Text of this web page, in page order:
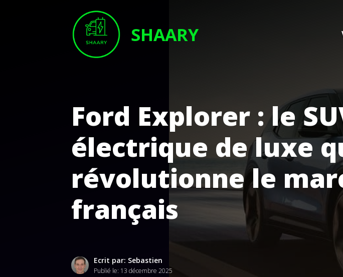
SHAARY
Ford Explorer : le
électrique de luxe
révolutionne le
français
Ecrit par: Sebastien
Publié le: 13 décembre 2025